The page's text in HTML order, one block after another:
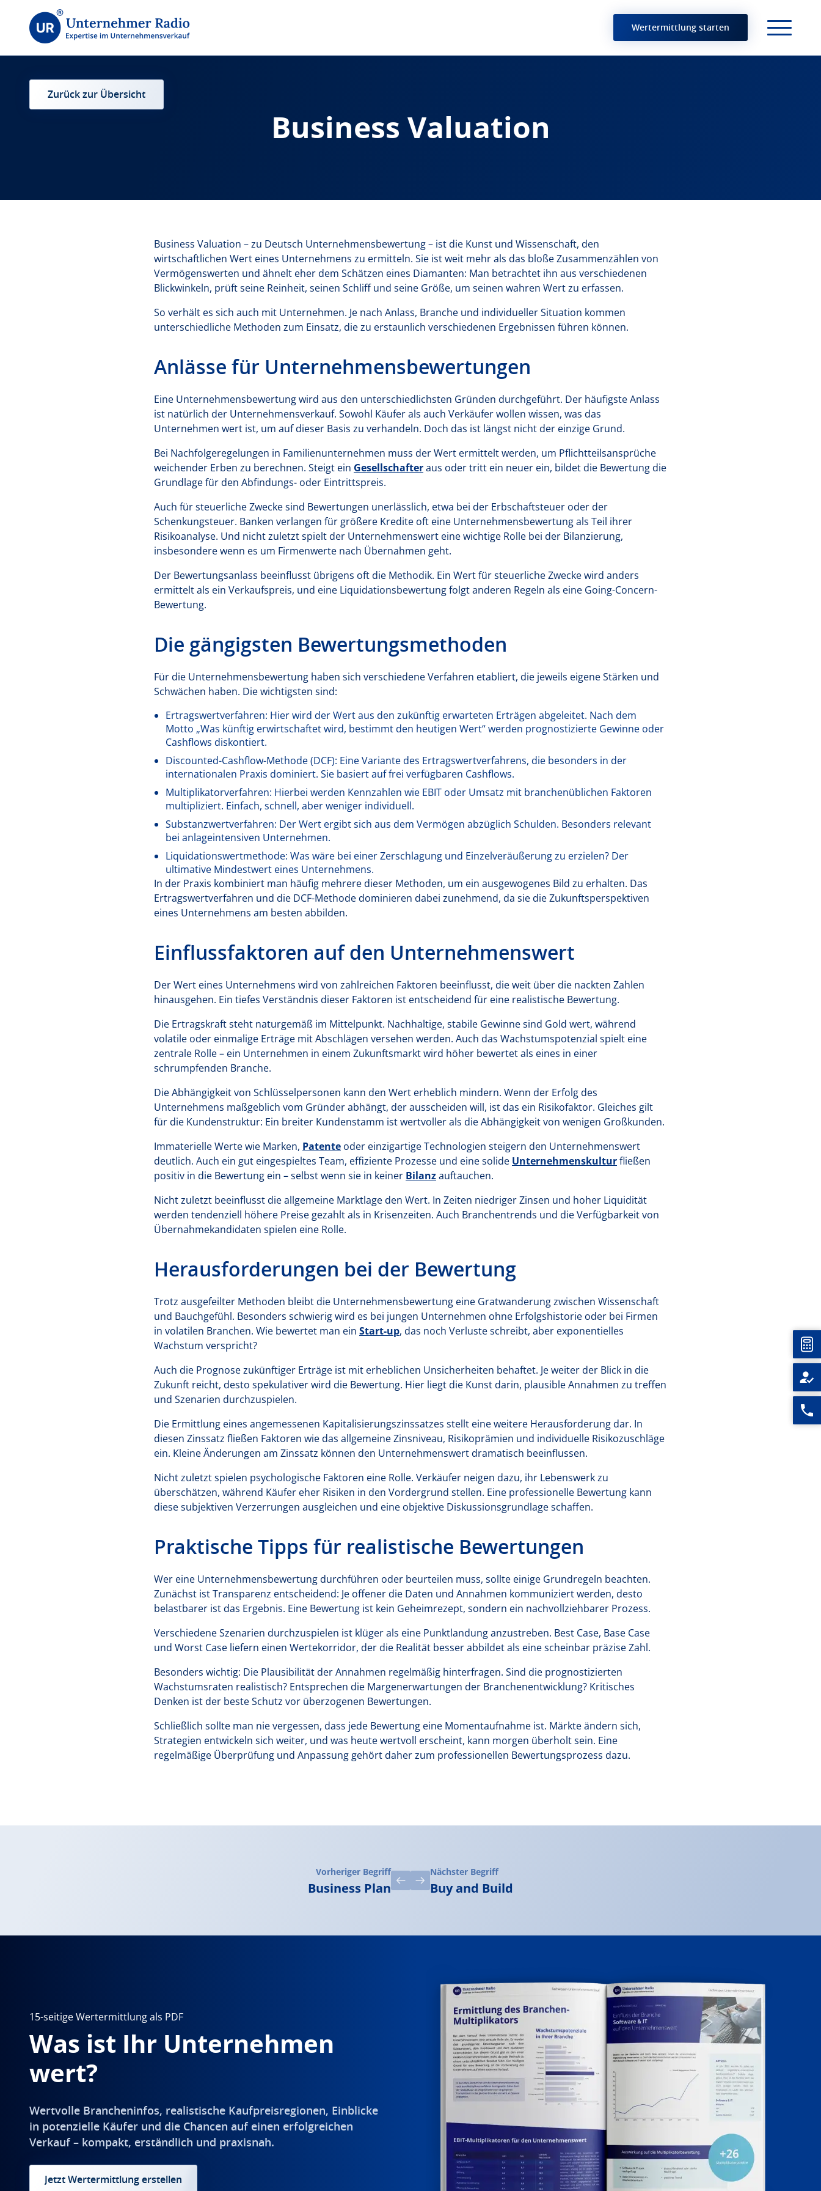
Wertermittlung starten
Zurück zur Übersicht
Business Valuation
Business Valuation – zu Deutsch Unternehmensbewertung – ist die Kunst und Wissenschaft, den
wirtschaftlichen Wert eines Unternehmens zu ermitteln. Sie ist weit mehr als das bloße Zusammenzählen von
Vermögenswerten und ähnelt eher dem Schätzen eines Diamanten: Man betrachtet ihn aus verschiedenen
Blickwinkeln, prüft seine Reinheit, seinen Schliff und seine Größe, um seinen wahren Wert zu erfassen.
So verhält es sich auch mit Unternehmen. Je nach Anlass, Branche und individueller Situation kommen
unterschiedliche Methoden zum Einsatz, die zu erstaunlich verschiedenen Ergebnissen führen können.
Anlässe für Unternehmensbewertungen
Eine Unternehmensbewertung wird aus den unterschiedlichsten Gründen durchgeführt. Der häufigste Anlass
ist natürlich der Unternehmensverkauf. Sowohl Käufer als auch Verkäufer wollen wissen, was das
Unternehmen wert ist, um auf dieser Basis zu verhandeln. Doch das ist längst nicht der einzige Grund.
Bei Nachfolgeregelungen in Familienunternehmen muss der Wert ermittelt werden, um Pflichtteilsansprüche
weichender Erben zu berechnen. Steigt ein Gesellschafteraus oder tritt ein neuer ein, bildet die Bewertung die
Grundlage für den Abfindungs- oder Eintrittspreis.
Auch für steuerliche Zwecke sind Bewertungen unerlässlich, etwa bei der Erbschaftsteuer oder der
Schenkungsteuer. Banken verlangen für größere Kredite oft eine Unternehmensbewertung als Teil ihrer
Risikoanalyse. Und nicht zuletzt spielt der Unternehmenswert eine wichtige Rolle bei der Bilanzierung,
insbesondere wenn es um Firmenwerte nach Übernahmen geht.
Der Bewertungsanlass beeinflusst übrigens oft die Methodik. Ein Wert für steuerliche Zwecke wird anders
ermittelt als ein Verkaufspreis, und eine Liquidationsbewertung folgt anderen Regeln als eine Going-Concern-
Bewertung.
Die gängigsten Bewertungsmethoden
Für die Unternehmensbewertung haben sich verschiedene Verfahren etabliert, die jeweils eigene Stärken und
Schwächen haben. Die wichtigsten sind:
Ertragswertverfahren: Hier wird der Wert aus den zukünftig erwarteten Erträgen abgeleitet. Nach dem
Motto „Was künftig erwirtschaftet wird, bestimmt den heutigen Wert“ werden prognostizierte Gewinne oder
Cashflows diskontiert.
Discounted-Cashflow-Methode (DCF): Eine Variante des Ertragswertverfahrens, die besonders in der
internationalen Praxis dominiert. Sie basiert auf frei verfügbaren Cashflows.
Multiplikatorverfahren: Hierbei werden Kennzahlen wie EBIT oder Umsatz mit branchenüblichen Faktoren
multipliziert. Einfach, schnell, aber weniger individuell.
Substanzwertverfahren: Der Wert ergibt sich aus dem Vermögen abzüglich Schulden. Besonders relevant
bei anlageintensiven Unternehmen.
Liquidationswertmethode: Was wäre bei einer Zerschlagung und Einzelveräußerung zu erzielen? Der
ultimative Mindestwert eines Unternehmens.
In der Praxis kombiniert man häufig mehrere dieser Methoden, um ein ausgewogenes Bild zu erhalten. Das
Ertragswertverfahren und die DCF-Methode dominieren dabei zunehmend, da sie die Zukunftsperspektiven
eines Unternehmens am besten abbilden.
Einflussfaktoren auf den Unternehmenswert
Der Wert eines Unternehmens wird von zahlreichen Faktoren beeinflusst, die weit über die nackten Zahlen
hinausgehen. Ein tiefes Verständnis dieser Faktoren ist entscheidend für eine realistische Bewertung.
Die Ertragskraft steht naturgemäß im Mittelpunkt. Nachhaltige, stabile Gewinne sind Gold wert, während
volatile oder einmalige Erträge mit Abschlägen versehen werden. Auch das Wachstumspotenzial spielt eine
zentrale Rolle – ein Unternehmen in einem Zukunftsmarkt wird höher bewertet als eines in einer
schrumpfenden Branche.
Die Abhängigkeit von Schlüsselpersonen kann den Wert erheblich mindern. Wenn der Erfolg des
Unternehmens maßgeblich vom Gründer abhängt, der ausscheiden will, ist das ein Risikofaktor. Gleiches gilt
für die Kundenstruktur: Ein breiter Kundenstamm ist wertvoller als die Abhängigkeit von wenigen Großkunden.
Immaterielle Werte wie Marken, Patente oder einzigartige Technologien steigern den Unternehmenswert
deutlich. Auch ein gut eingespieltes Team, effiziente Prozesse und eine solide Unternehmenskulturfließen
positiv in die Bewertung ein – selbst wenn sie in keiner Bilanzauftauchen.
Nicht zuletzt beeinflusst die allgemeine Marktlage den Wert. In Zeiten niedriger Zinsen und hoher Liquidität
werden tendenziell höhere Preise gezahlt als in Krisenzeiten. Auch Branchentrends und die Verfügbarkeit von
Übernahmekandidaten spielen eine Rolle.
Herausforderungen bei der Bewertung
Trotz ausgefeilter Methoden bleibt die Unternehmensbewertung eine Gratwanderung zwischen Wissenschaft
und Bauchgefühl. Besonders schwierig wird es bei jungen Unternehmen ohne Erfolgshistorie oder bei Firmen
in volatilen Branchen. Wie bewertet man ein Start-up, das noch Verluste schreibt, aber exponentielles
Wachstum verspricht?
Auch die Prognose zukünftiger Erträge ist mit erheblichen Unsicherheiten behaftet. Je weiter der Blick in die
Zukunft reicht, desto spekulativer wird die Bewertung. Hier liegt die Kunst darin, plausible Annahmen zu treffen
und Szenarien durchzuspielen.
Die Ermittlung eines angemessenen Kapitalisierungszinssatzes stellt eine weitere Herausforderung dar. In
diesen Zinssatz fließen Faktoren wie das allgemeine Zinsniveau, Risikoprämien und individuelle Risikozuschläge
ein. Kleine Änderungen am Zinssatz können den Unternehmenswert dramatisch beeinflussen.
Nicht zuletzt spielen psychologische Faktoren eine Rolle. Verkäufer neigen dazu, ihr Lebenswerk zu
überschätzen, während Käufer eher Risiken in den Vordergrund stellen. Eine professionelle Bewertung kann
diese subjektiven Verzerrungen ausgleichen und eine objektive Diskussionsgrundlage schaffen.
Praktische Tipps für realistische Bewertungen
Wer eine Unternehmensbewertung durchführen oder beurteilen muss, sollte einige Grundregeln beachten.
Zunächst ist Transparenz entscheidend: Je offener die Daten und Annahmen kommuniziert werden, desto
belastbarer ist das Ergebnis. Eine Bewertung ist kein Geheimrezept, sondern ein nachvollziehbarer Prozess.
Verschiedene Szenarien durchzuspielen ist klüger als eine Punktlandung anzustreben. Best Case, Base Case
und Worst Case liefern einen Wertekorridor, der die Realität besser abbildet als eine scheinbar präzise Zahl.
Besonders wichtig: Die Plausibilität der Annahmen regelmäßig hinterfragen. Sind die prognostizierten
Wachstumsraten realistisch? Entsprechen die Margenerwartungen der Branchenentwicklung? Kritisches
Denken ist der beste Schutz vor überzogenen Bewertungen.
Schließlich sollte man nie vergessen, dass jede Bewertung eine Momentaufnahme ist. Märkte ändern sich,
Strategien entwickeln sich weiter, und was heute wertvoll erscheint, kann morgen überholt sein. Eine
regelmäßige Überprüfung und Anpassung gehört daher zum professionellen Bewertungsprozess dazu.
Vorheriger Begriff
Business Plan
Nächster Begriff
Buy and Build
15-seitige Wertermittlung als PDF
Was ist Ihr Unternehmen
wert?
Wertvolle Brancheninfos, realistische Kaufpreisregionen, Einblicke
in potenzielle Käufer und die Chancen auf einen erfolgreichen
Verkauf – kompakt, erständlich und praxisnah.
Jetzt Wertermittlung erstellen